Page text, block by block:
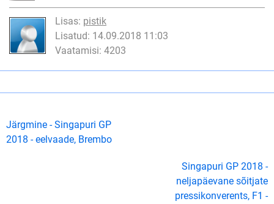
Lisas: pistik
Lisatud: 14.09.2018 11:03
Vaatamisi: 4203
Järgmine - Singapuri GP
2018 - eelvaade, Brembo
Singapuri GP 2018 -
neljapäevane sõitjate
pressikonverents, F1 -